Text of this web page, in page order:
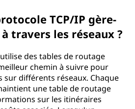
TCP/IP gère-
travers les réseaux ?
des tables de routage
chemin à suivre pour
sur différents réseaux. Chaque
une table de routage
sur les itinéraires